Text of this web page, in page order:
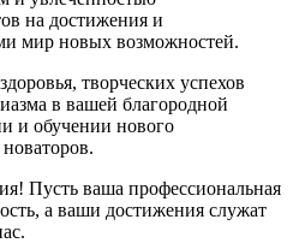
на достижения и
мир новых возможностей.
творческих успехов
в вашей благородной
и обучении нового
Пусть ваша профессиональная
а ваши достижения служат